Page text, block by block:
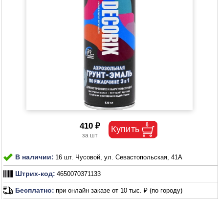
410 ₽
В наличии: 16 шт. Чусовой, ул. Севастопольская, 41А
Штрих-код: 4650070371133
Бесплатно: при онлайн заказе от 10 тыс. ₽ (по городу)